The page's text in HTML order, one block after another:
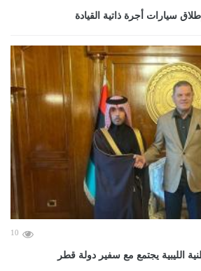
سيارات أجرة ذاتية القيادة
10
الليبية يجتمع مع سفير دولة قطر